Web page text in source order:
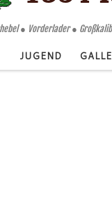
● Vorderlader ●
JUGEND